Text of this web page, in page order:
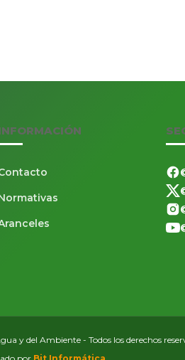
y del Ambiente - Todos los derechos